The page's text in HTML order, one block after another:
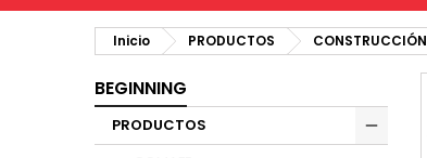
Inicio PRODUCTOS CONSTRUCCIÓN
BEGINNING
PRODUCTOS